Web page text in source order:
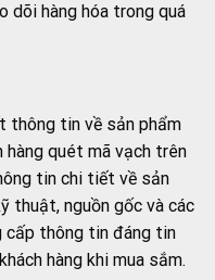
dõi hàng hóa trong quá
thông tin về sản phẩm
hàng quét mã vạch trên
tin chi tiết về sản
thuật, nguồn gốc và các
cấp thông tin đáng tin
hàng khi mua sắm.